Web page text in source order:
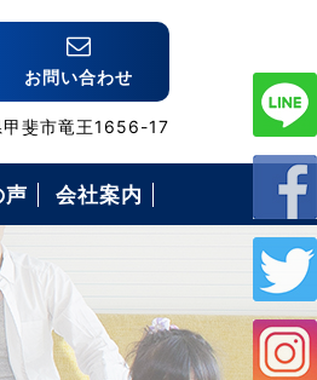
お問い合わせ
斐市竜王1656-17
声 会社案内
フ紹介